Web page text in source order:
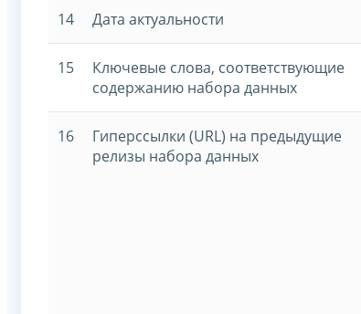
14 Дата актуальности
15
Ключевые слова, соответствующие
содержанию набора данных
16
Гиперссылки (URL) на предыдущие
релизы набора данных